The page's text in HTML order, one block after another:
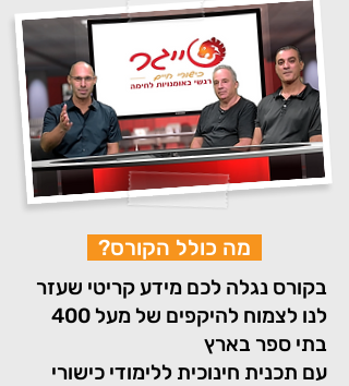
מה כולל הקורס?
בקורס נגלה לכם מידע קריטי שעזר
לנו לצמוח להיקפים של מעל 400
בתי ספר בארץ
עם תכנית חינוכית ללימודי כישורי